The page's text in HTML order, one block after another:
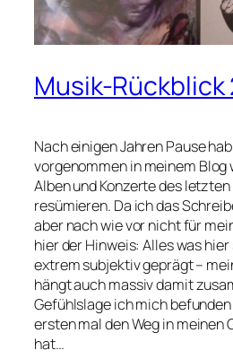
Musik-Rückblick
Nach einigen Jahren Pause
vorgenommen in meinem Blog
Alben und Konzerte des
resümieren. Da ich das
aber nach wie vor nicht für
hier der Hinweis: Alles was
extrem subjektiv geprägt –
hängt auch massiv damit
Gefühlslage ich mich
ersten mal den Weg in meinen
hat…